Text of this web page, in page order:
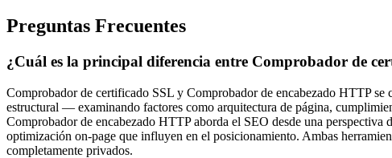
Preguntas Frecuentes
¿Cuál es la principal diferencia entre Comprobador de
Comprobador de certificado SSL y Comprobador de encabezado HTTP
estructural — examinando factores como arquitectura de página,
Comprobador de encabezado HTTP aborda el SEO desde una
optimización on-page que influyen en el posicionamiento. Ambas
completamente privados.